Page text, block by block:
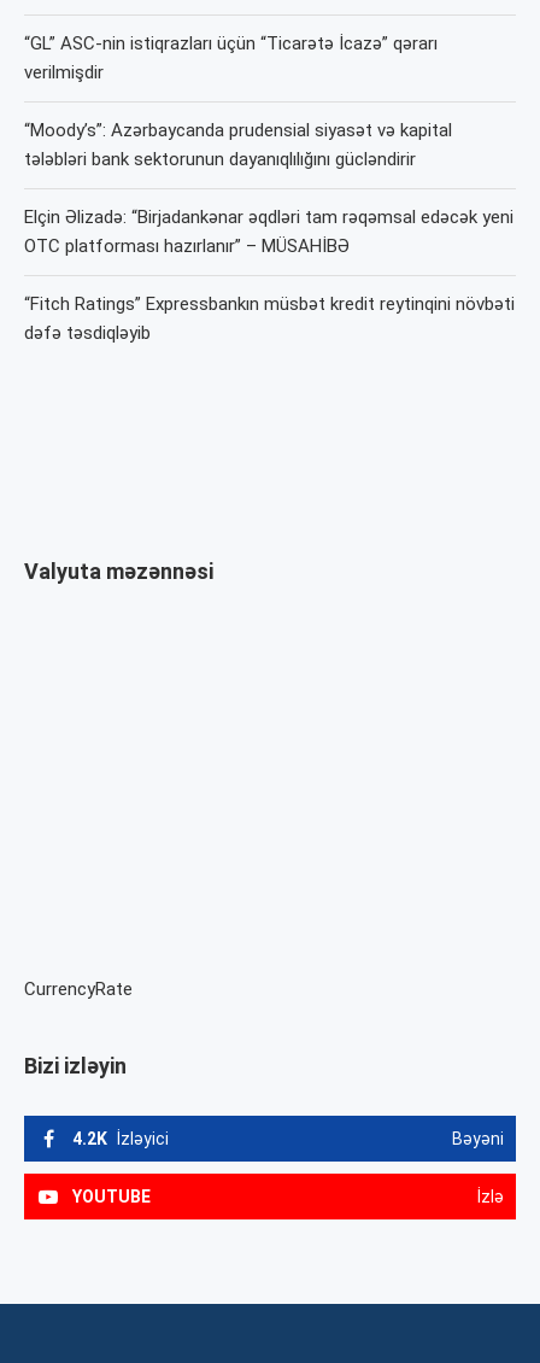
“GL” ASC-nin istiqrazları üçün “Ticarətə İcazə” qərarı
verilmişdir
“Moody’s”: Azərbaycanda prudensial siyasət və kapital
tələbləri bank sektorunun dayanıqlılığını gücləndirir
Elçin Əlizadə: “Birjadankənar əqdləri tam rəqəmsal edəcək yeni
OTC platforması hazırlanır” – MÜSAHİBƏ
“Fitch Ratings” Expressbankın müsbət kredit reytinqini növbəti
dəfə təsdiqləyib
Valyuta məzənnəsi
CurrencyRate
Bizi izləyin
4.2K İzləyici Bəyəni
YOUTUBE İzlə